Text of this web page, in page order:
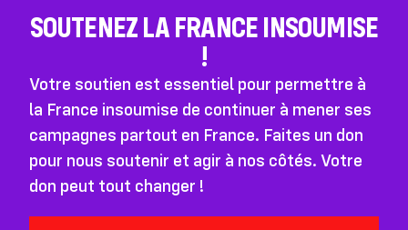
SOUTENEZ LA FRANCE INSOUMISE
!
Votre soutien est essentiel pour permettre à
la France insoumise de continuer à mener ses
campagnes partout en France. Faites un don
pour nous soutenir et agir à nos côtés. Votre
don peut tout changer !